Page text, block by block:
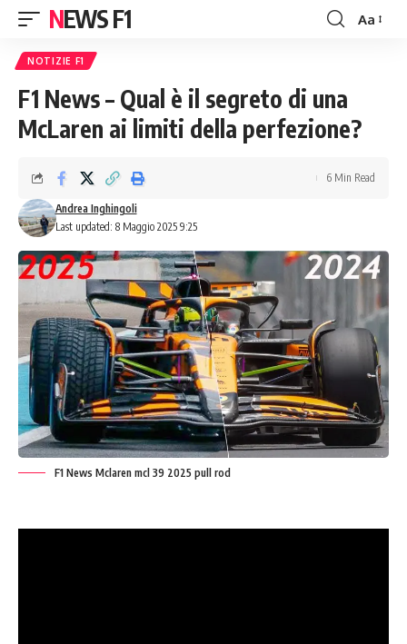
NEWS F1
Font
Aa
NOTIZIE F1
F1 News – Qual è il segreto di una
McLaren ai limiti della perfezione?
Last updated: 8 Maggio 2025 9:25
Andrea Inghingoli
6 Min Read
F1 News Mclaren mcl 39 2025 pull rod